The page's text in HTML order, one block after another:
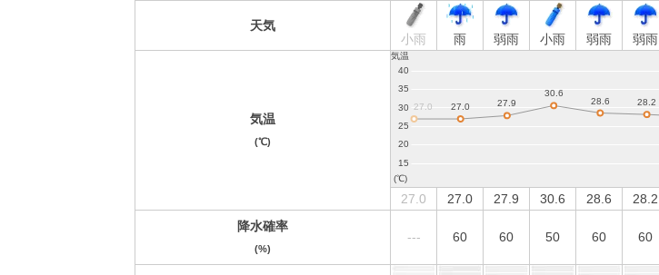
天気
小雨
雨 弱雨 小雨 弱雨 弱雨
気温
(℃)
27.0 27.0 27.9 30.6 28.6 28.2
降水確率
(%)
--- 60 60 50 60 60